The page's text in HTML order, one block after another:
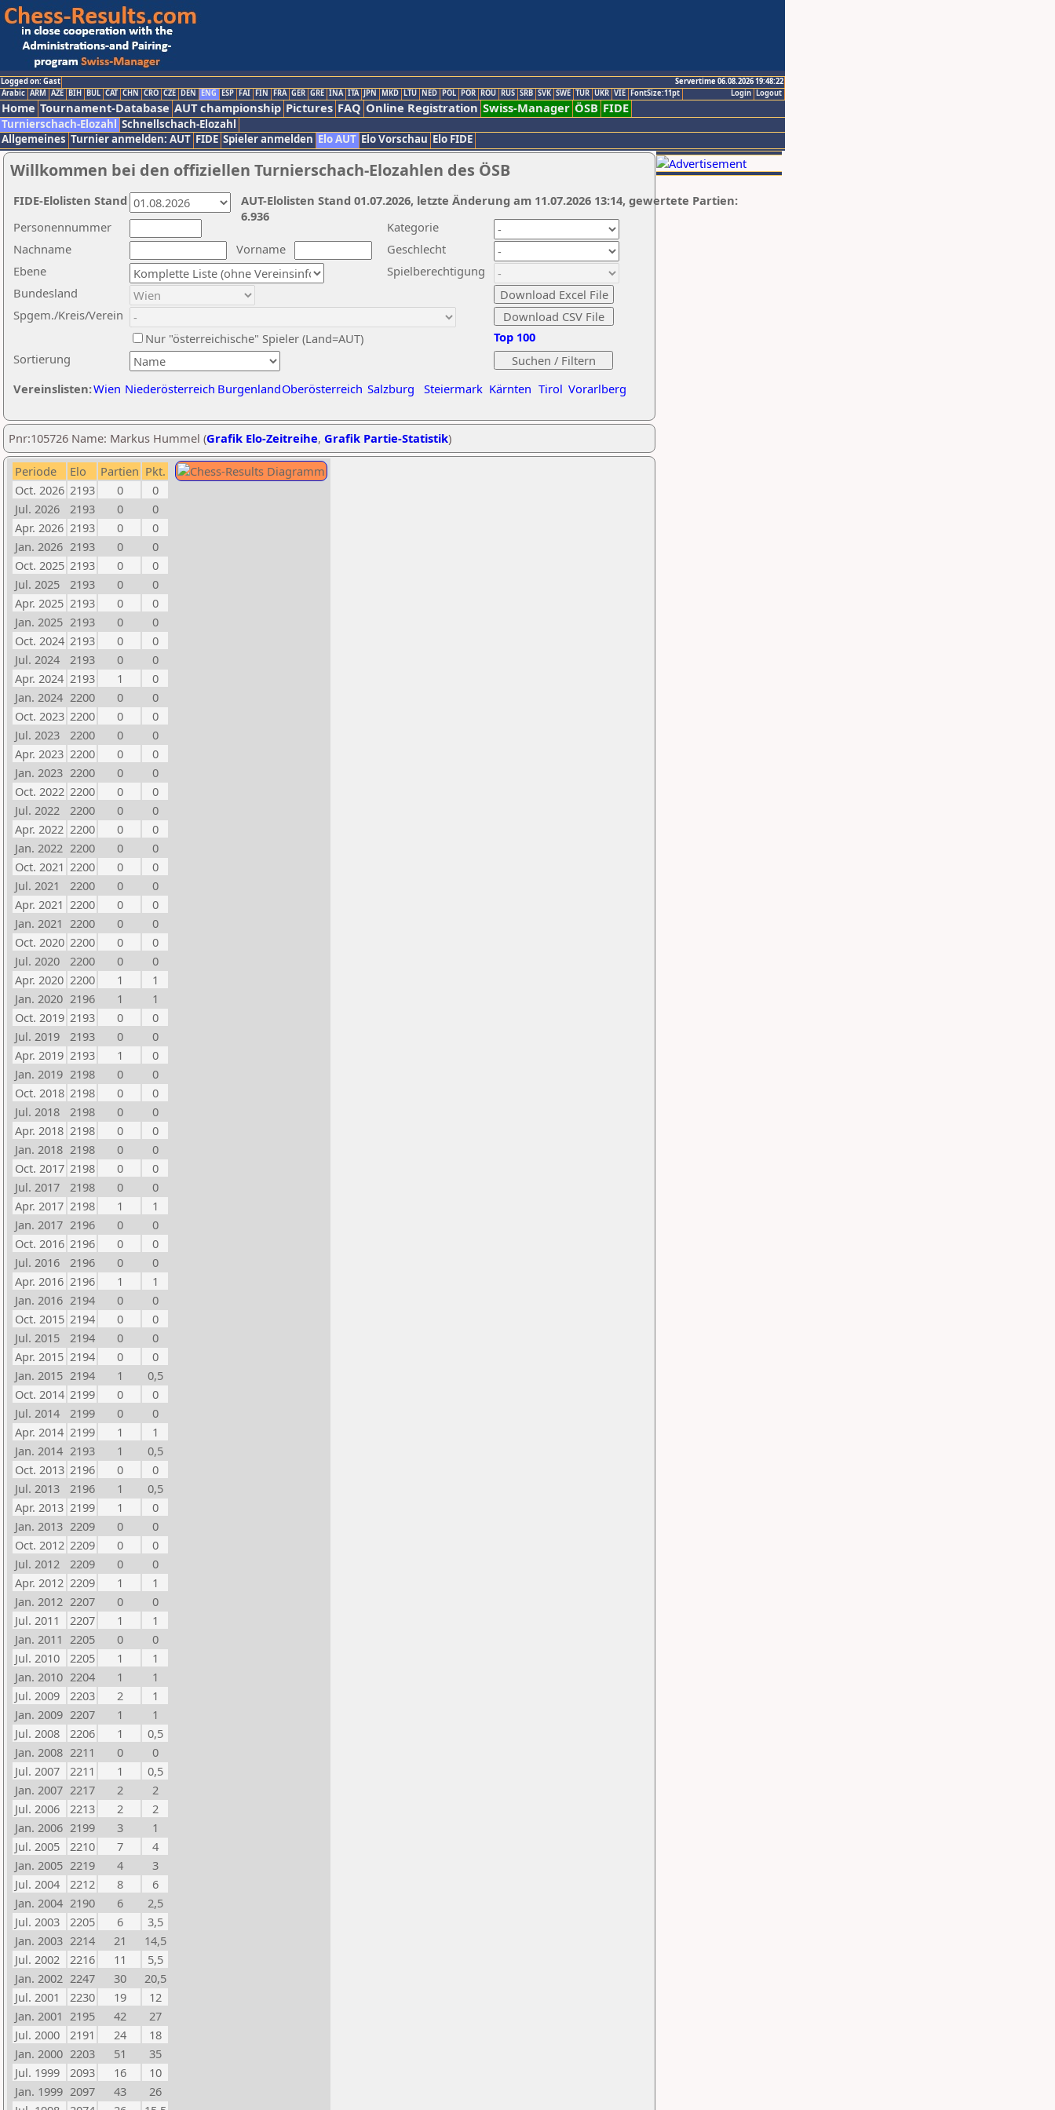
Logged on: Gast
Servertime 06.08.2026 19:48:22
Logout
Login
Arabic ARM AZE BIH BUL CAT CHN CRO CZE DEN ENG ESP FAI FIN FRA GER GRE INA ITA JPN MKD LTU NED POL POR ROU RUS SRB SVK SWE TUR UKR VIE FontSize:11pt
Home Tournament-Database AUT championship Pictures FAQ Online Registration Swiss-Manager ÖSB FIDE
Turnierschach-Elozahl Schnellschach-Elozahl
Allgemeines Turnier anmelden: AUT FIDE Spieler anmelden Elo AUT Elo Vorschau Elo FIDE
Willkommen bei den offiziellen Turnierschach-Elozahlen des ÖSB
Nachname
Vorname
Ebene
Kategorie
Sortierung
Personennummer
Bundesland
Spgem./Kreis/Verein
Geschlecht
Nur "österreichische" Spieler (Land=AUT)
Spielberechtigung
Vereinslisten:Wien Niederösterreich BurgenlandOberösterreich Salzburg Steiermark Kärnten Tirol Vorarlberg
Top 100
AUT-Elolisten Stand 01.07.2026, letzte Änderung am 11.07.2026 13:14, gewertete Partien:
6.936
FIDE-Elolisten Stand
Pnr:105726 Name: Markus Hummel (Grafik Elo-Zeitreihe, Grafik Partie-Statistik)
Periode Elo Partien Pkt.
Oct. 2026 2193 0
0
Jul. 2026
2193 0
0
Apr. 2026 2193 0
0
Jan. 2026 2193 0
0
Oct. 2025 2193 0
0
Jul. 2025
2193 0
0
Apr. 2025 2193 0
0
Jan. 2025 2193 0
0
Oct. 2024 2193 0
0
Jul. 2024
2193 0
0
Apr. 2024 2193 1
0
Jan. 2024 2200 0
0
Oct. 2023 2200 0
0
Jul. 2023
2200 0
0
Apr. 2023 2200 0
0
Jan. 2023 2200 0
0
Oct. 2022 2200 0
0
Jul. 2022
2200 0
0
Apr. 2022 2200 0
0
Jan. 2022 2200 0
0
Oct. 2021 2200 0
0
Jul. 2021
2200 0
0
Apr. 2021 2200 0
0
Jan. 2021 2200 0
0
Oct. 2020 2200 0
0
Jul. 2020
2200 0
0
Apr. 2020 2200 1
1
Jan. 2020 2196 1
1
Oct. 2019 2193 0
0
Jul. 2019
2193 0
0
Apr. 2019 2193 1
0
Jan. 2019 2198 0
0
Oct. 2018 2198 0
0
Jul. 2018
2198 0
0
Apr. 2018 2198 0
0
Jan. 2018 2198 0
0
Oct. 2017 2198 0
0
Jul. 2017
2198 0
0
Apr. 2017 2198 1
1
Jan. 2017 2196 0
0
Oct. 2016 2196 0
0
Jul. 2016
2196 0
0
Apr. 2016 2196 1
1
Jan. 2016 2194 0
0
Oct. 2015 2194 0
0
Jul. 2015
2194 0
0
Apr. 2015 2194 0
0
Jan. 2015 2194 1
0,5
Oct. 2014 2199 0
0
Jul. 2014
2199 0
0
Apr. 2014 2199 1
1
Jan. 2014 2193 1
0,5
Oct. 2013 2196 0
0
Jul. 2013
2196 1
0,5
Apr. 2013 2199 1
0
Jan. 2013 2209 0
0
Oct. 2012 2209 0
0
Jul. 2012
2209 0
0
Apr. 2012 2209 1
1
Jan. 2012 2207 0
0
Jul. 2011
2207 1
1
Jan. 2011 2205 0
0
Jul. 2010
2205 1
1
Jan. 2010 2204 1
1
Jul. 2009
2203 2
1
Jan. 2009 2207 1
1
Jul. 2008
2206 1
0,5
Jan. 2008 2211 0
0
Jul. 2007
2211 1
0,5
Jan. 2007 2217 2
2
Jul. 2006
2213 2
2
Jan. 2006 2199 3
1
Jul. 2005
2210 7
4
Jan. 2005 2219 4
3
Jul. 2004
2212 8
6
Jan. 2004 2190 6
2,5
Jul. 2003
2205 6
3,5
Jan. 2003 2214 21
14,5
Jul. 2002
2216 11
5,5
Jan. 2002 2247 30
20,5
Jul. 2001
2230 19
12
Jan. 2001 2195 42
27
Jul. 2000
2191 24
18
Jan. 2000 2203 51
35
Jul. 1999
2093 16
10
Jan. 1999 2097 43
26